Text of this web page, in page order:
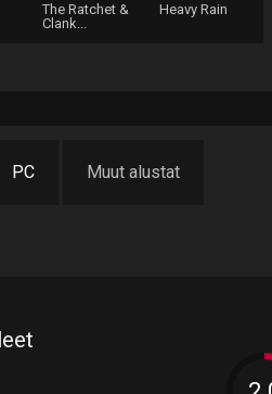
The Ratchet &
Clank...
Heavy Rain
PC Muut alustat